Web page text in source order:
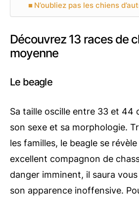
N’oubliez pas les chiens
Découvrez 13 races de
moyenne
Le beagle
Sa taille oscille entre 33 et 44
son sexe et sa morphologie.
les familles, le beagle se
excellent compagnon de
danger imminent, il saura
son apparence inoffensive.